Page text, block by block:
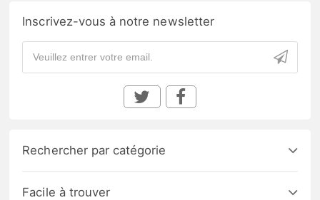
Inscrivez-vous à notre newsletter
Rechercher par catégorie
Facile à trouver